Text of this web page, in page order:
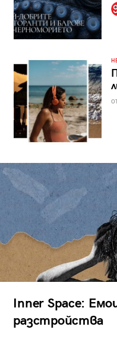
Inner Space:
разстройства